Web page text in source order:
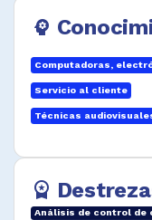
máquinas
Desempeñar
psychology
Computadoras,
Servicio al cliente
Técnicas
workspace_premium
Análisis de control de